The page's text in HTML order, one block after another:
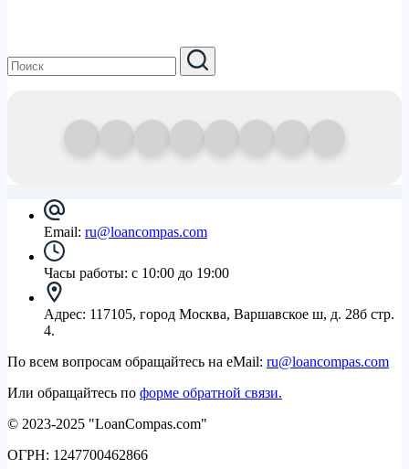
Email: ru@loancompas.com
Часы работы: с 10:00 до 19:00
Адрес: 117105, город Москва, Варшавское ш, д. 28б стр.
4.
По всем вопросам обращайтесь на eMail: ru@loancompas.com
Или обращайтесь по форме обратной связи.
© 2023-2025 "LoanCompas.com"
ОГРН: 1247700462866